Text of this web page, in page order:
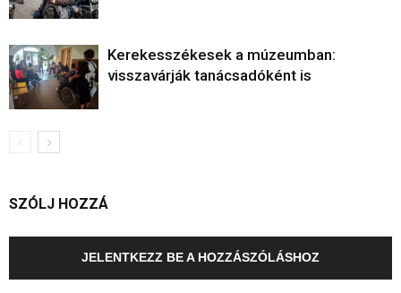
Kerekesszékesek a múzeumban:
visszavárják tanácsadóként is
SZÓLJ HOZZÁ
JELENTKEZZ BE A HOZZÁSZÓLÁSHOZ